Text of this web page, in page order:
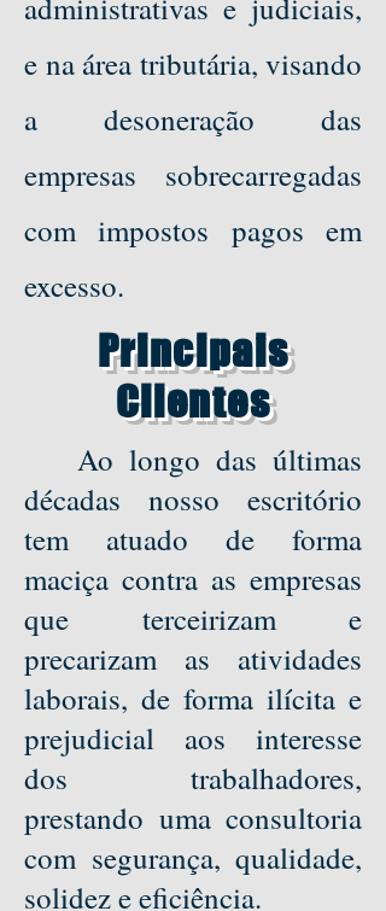
e na área tributária, visando
a desoneração das
empresas sobrecarregadas
com impostos pagos em
excesso.
Principais
Clientes
Ao longo das últimas
décadas nosso escritório
tem atuado de forma
maciça contra as empresas
que terceirizam e
precarizam as atividades
laborais, de forma ilícita e
prejudicial aos interesse
dos trabalhadores,
prestando uma consultoria
com segurança, qualidade,
solidez e eficiência.